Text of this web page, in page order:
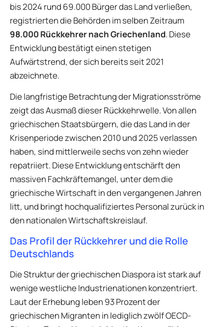
bis 2024 rund 69.000 Bürger das Land verließen,
registrierten die Behörden im selben Zeitraum
98.000 Rückkehrer nach Griechenland. Diese
Entwicklung bestätigt einen stetigen
Aufwärtstrend, der sich bereits seit 2021
abzeichnete.
Die langfristige Betrachtung der Migrationsströme
zeigt das Ausmaß dieser Rückkehrwelle. Von allen
griechischen Staatsbürgern, die das Land in der
Krisenperiode zwischen 2010 und 2025 verlassen
haben, sind mittlerweile sechs von zehn wieder
repatriiert. Diese Entwicklung entschärft den
massiven Fachkräftemangel, unter dem die
griechische Wirtschaft in den vergangenen Jahren
litt, und bringt hochqualifiziertes Personal zurück in
den nationalen Wirtschaftskreislauf.
Das Profil der Rückkehrer und die Rolle
Deutschlands
Die Struktur der griechischen Diaspora ist stark auf
wenige westliche Industrienationen konzentriert.
Laut der Erhebung leben 93 Prozent der
griechischen Migranten in lediglich zwölf OECD-